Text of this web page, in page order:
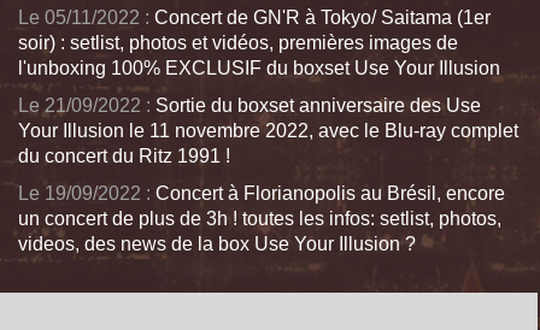
Le 05/11/2022 : Concert de GN'R à Tokyo/ Saitama (1er
soir) : setlist, photos et vidéos, premières images de
l'unboxing 100% EXCLUSIF du boxset Use Your Illusion
Le 21/09/2022 : Sortie du boxset anniversaire des Use
Your Illusion le 11 novembre 2022, avec le Blu-ray complet
du concert du Ritz 1991 !
Le 19/09/2022 : Concert à Florianopolis au Brésil, encore
un concert de plus de 3h ! toutes les infos: setlist, photos,
videos, des news de la box Use Your Illusion ?